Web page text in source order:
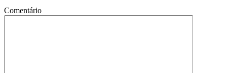
Comentário